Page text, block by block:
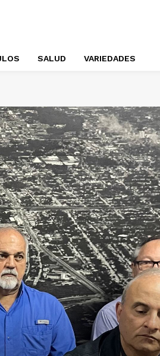
SALUD VARIEDADES